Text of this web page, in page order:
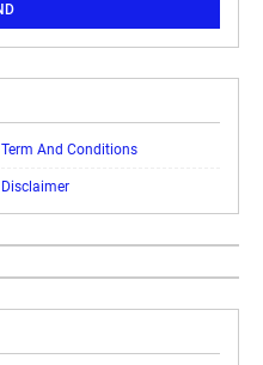
Term And Conditions
Disclaimer